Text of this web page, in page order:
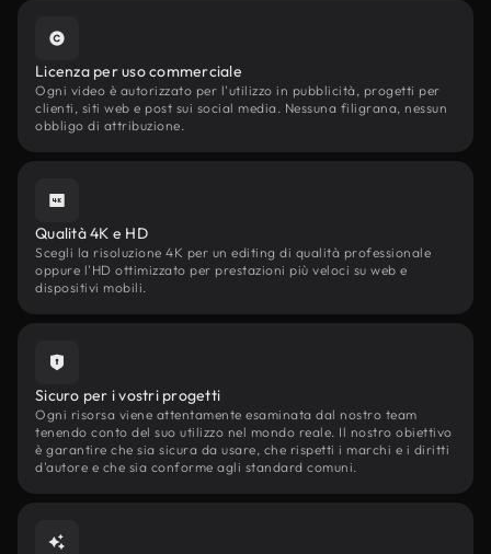
Licenza per uso commerciale
Ogni video è autorizzato per l'utilizzo in pubblicità, progetti per
clienti, siti web e post sui social media. Nessuna filigrana, nessun
obbligo di attribuzione.
Qualità 4K e HD
Scegli la risoluzione 4K per un editing di qualità professionale
oppure l'HD ottimizzato per prestazioni più veloci su web e
dispositivi mobili.
Sicuro per i vostri progetti
Ogni risorsa viene attentamente esaminata dal nostro team
tenendo conto del suo utilizzo nel mondo reale. Il nostro obiettivo
è garantire che sia sicura da usare, che rispetti i marchi e i diritti
d'autore e che sia conforme agli standard comuni.